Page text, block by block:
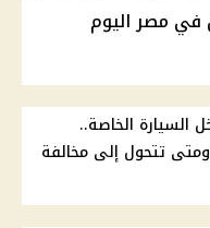
في مصر اليوم
السيارة الخاصة..
تتحول إلى مخالفة